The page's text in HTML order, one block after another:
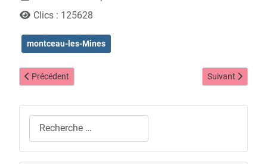
Clics : 125628
montceau-les-Mines
Article précédent : Qui se cache derrière l'organisation des
Précédent Article suivant :
Suivant